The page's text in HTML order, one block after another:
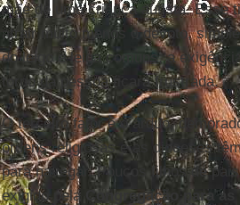
mãe de uma criança autista. Esse
atrair muito menos o devoto,
do leigo e leiga comuns, a
torno da pessoa ficará frustrada.
O terceiro fator é o árduo,
ordens religiosas e as dioceses
para navegar. Poucos filhos de
exigido pela
Congregação para as